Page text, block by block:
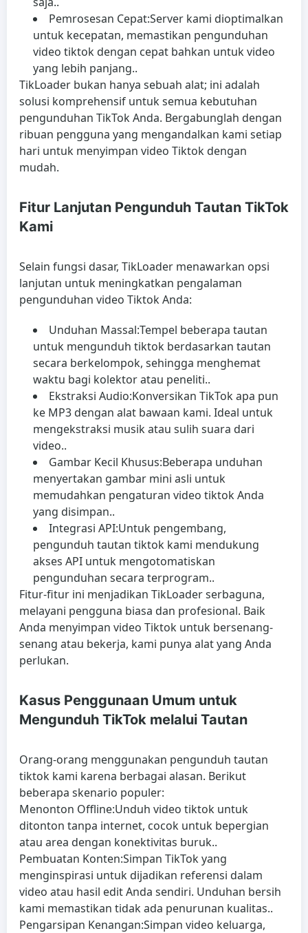
Pemrosesan Cepat:Server kami dioptimalkan
untuk kecepatan, memastikan pengunduhan
video tiktok dengan cepat bahkan untuk video
yang lebih panjang..
TikLoader bukan hanya sebuah alat; ini adalah
solusi komprehensif untuk semua kebutuhan
pengunduhan TikTok Anda. Bergabunglah dengan
ribuan pengguna yang mengandalkan kami setiap
hari untuk menyimpan video Tiktok dengan
mudah.
Fitur Lanjutan Pengunduh Tautan TikTok
Kami
Selain fungsi dasar, TikLoader menawarkan opsi
lanjutan untuk meningkatkan pengalaman
pengunduhan video Tiktok Anda:
Unduhan Massal:Tempel beberapa tautan
untuk mengunduh tiktok berdasarkan tautan
secara berkelompok, sehingga menghemat
waktu bagi kolektor atau peneliti..
Ekstraksi Audio:Konversikan TikTok apa pun
ke MP3 dengan alat bawaan kami. Ideal untuk
mengekstraksi musik atau sulih suara dari
video..
Gambar Kecil Khusus:Beberapa unduhan
menyertakan gambar mini asli untuk
memudahkan pengaturan video tiktok Anda
yang disimpan..
Integrasi API:Untuk pengembang,
pengunduh tautan tiktok kami mendukung
akses API untuk mengotomatiskan
pengunduhan secara terprogram..
Fitur-fitur ini menjadikan TikLoader serbaguna,
melayani pengguna biasa dan profesional. Baik
Anda menyimpan video Tiktok untuk bersenang-
senang atau bekerja, kami punya alat yang Anda
perlukan.
Kasus Penggunaan Umum untuk
Mengunduh TikTok melalui Tautan
Orang-orang menggunakan pengunduh tautan
tiktok kami karena berbagai alasan. Berikut
beberapa skenario populer:
Menonton Offline:Unduh video tiktok untuk
ditonton tanpa internet, cocok untuk bepergian
atau area dengan konektivitas buruk..
Pembuatan Konten:Simpan TikTok yang
menginspirasi untuk dijadikan referensi dalam
video atau hasil edit Anda sendiri. Unduhan bersih
kami memastikan tidak ada penurunan kualitas..
Pengarsipan Kenangan:Simpan video keluarga,